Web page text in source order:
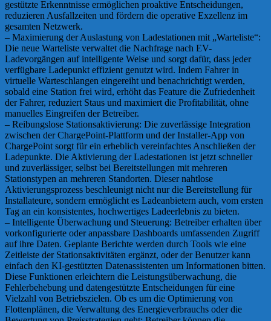
gestützte Erkenntnisse ermöglichen proaktive Entscheidungen,
reduzieren Ausfallzeiten und fördern die operative Exzellenz im
gesamten Netzwerk.
– Maximierung der Auslastung von Ladestationen mit „Warteliste“:
Die neue Warteliste verwaltet die Nachfrage nach EV-
Ladevorgängen auf intelligente Weise und sorgt dafür, dass jeder
verfügbare Ladepunkt effizient genutzt wird. Indem Fahrer in
virtuelle Warteschlangen eingereiht und benachrichtigt werden,
sobald eine Station frei wird, erhöht das Feature die Zufriedenheit
der Fahrer, reduziert Staus und maximiert die Profitabilität, ohne
manuelles Eingreifen der Betreiber.
– Reibungslose Stationsaktivierung: Die zuverlässige Integration
zwischen der ChargePoint-Plattform und der Installer-App von
ChargePoint sorgt für ein erheblich vereinfachtes Anschließen der
Ladepunkte. Die Aktivierung der Ladestationen ist jetzt schneller
und zuverlässiger, selbst bei Bereitstellungen mit mehreren
Stationstypen an mehreren Standorten. Dieser nahtlose
Aktivierungsprozess beschleunigt nicht nur die Bereitstellung für
Installateure, sondern ermöglicht es Ladeanbietern auch, vom ersten
Tag an ein konsistentes, hochwertiges Ladeerlebnis zu bieten.
– Intelligente Überwachung und Steuerung: Betreiber erhalten über
vorkonfigurierte oder anpassbare Dashboards umfassenden Zugriff
auf ihre Daten. Geplante Berichte werden durch Tools wie eine
Zeitleiste der Stationsaktivitäten ergänzt, oder der Benutzer kann
einfach den KI-gestützten Datenassistenten um Informationen bitten.
Diese Funktionen erleichtern die Leistungsüberwachung, die
Fehlerbehebung und datengestützte Entscheidungen für eine
Vielzahl von Betriebszielen. Ob es um die Optimierung von
Flottenplänen, die Verwaltung des Energieverbrauchs oder die